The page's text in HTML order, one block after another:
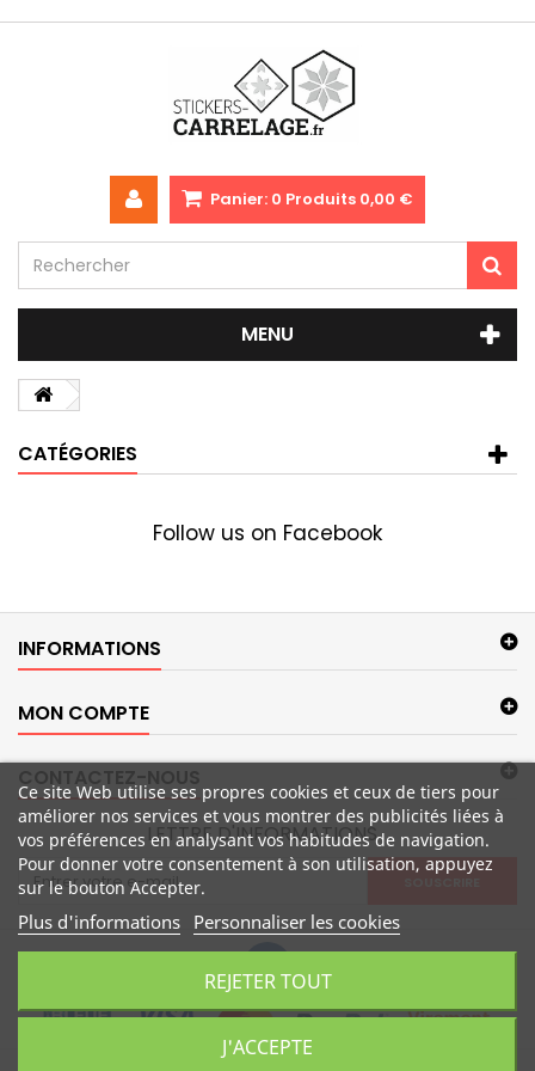
Panier: 0 Produits 0,00 €
MENU
CATÉGORIES
Follow us on Facebook
INFORMATIONS
MON COMPTE
CONTACTEZ-NOUS
LETTRE D'INFORMATIONS
Ce site Web utilise ses propres cookies et ceux de tiers pour
améliorer nos services et vous montrer des publicités liées à
vos préférences en analysant vos habitudes de navigation.
Pour donner votre consentement à son utilisation, appuyez
sur le bouton Accepter.
Plus d'informations Personnaliser les cookies
REJETER TOUT
J'ACCEPTE